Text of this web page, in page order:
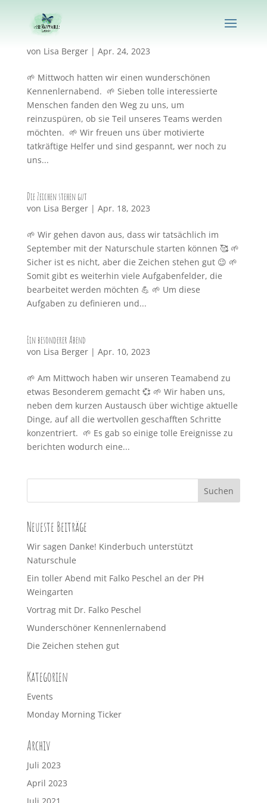
von Lisa Berger| Apr. 24, 2023
🌱 Mittwoch hatten wir einen wunderschönen
Kennenlernabend. 🌱 Sieben tolle interessierte
Menschen fanden den Weg zu uns, um
reinzuspüren, ob sie Teil unseres Teams werden
möchten. 🌱 Wir freuen uns über motivierte
tatkräftige Helfer und sind gespannt, wer noch zu
uns...
Die Zeichen stehen gut
von Lisa Berger| Apr. 18, 2023
🌱 Wir gehen davon aus, dass wir tatsächlich im
September mit der Naturschule starten können 🥰 🌱
Sicher ist es nicht, aber die Zeichen stehen gut 😉 🌱
Somit gibt es weiterhin viele Aufgabenfelder, die
bearbeitet werden möchten 💪 🌱 Um diese
Aufgaben zu definieren und...
Ein besonderer Abend
von Lisa Berger| Apr. 10, 2023
🌱 Am Mittwoch haben wir unseren Teamabend zu
etwas Besonderem gemacht 💞 🌱 Wir haben uns,
neben dem kurzen Austausch über wichtige aktuelle
Dinge, auf all die wertvollen geschafften Schritte
konzentriert. 🌱 Es gab so einige tolle Ereignisse zu
berichten wodurch eine...
Neueste Beiträge
Wir sagen Danke! Kinderbuch unterstützt
Naturschule
Ein toller Abend mit Falko Peschel an der PH
Weingarten
Vortrag mit Dr. Falko Peschel
Wunderschöner Kennenlernabend
Die Zeichen stehen gut
Kategorien
Events
Monday Morning Ticker
Archiv
Juli 2023
April 2023